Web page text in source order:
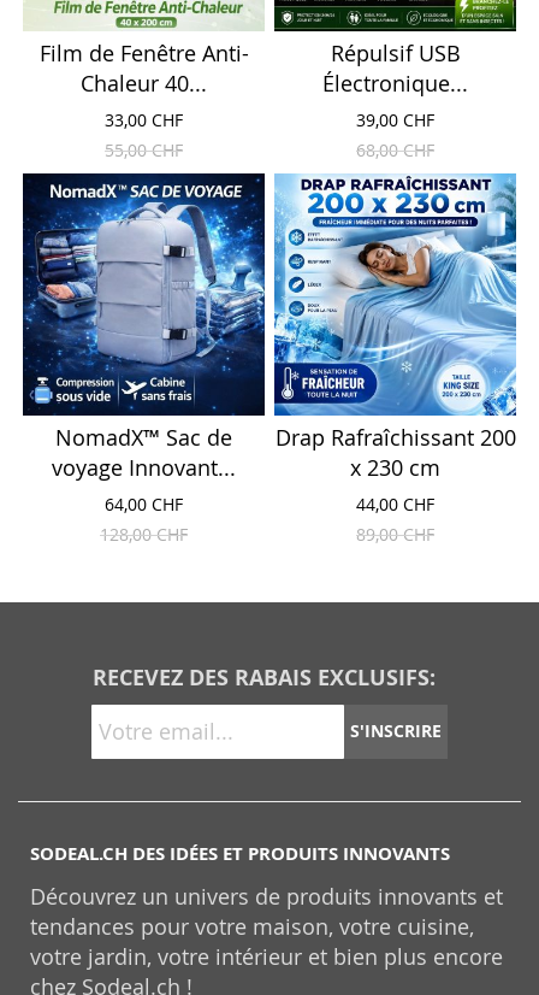
Film de Fenêtre Anti-
Chaleur 40...
33,00 CHF
55,00 CHF
Répulsif USB
Électronique...
39,00 CHF
68,00 CHF
NomadX™ Sac de
voyage Innovant...
64,00 CHF
128,00 CHF
Drap Rafraîchissant 200
x 230 cm
44,00 CHF
89,00 CHF
RECEVEZ DES RABAIS EXCLUSIFS:
S'INSCRIRE
SODEAL.CH DES IDÉES ET PRODUITS INNOVANTS
Découvrez un univers de produits innovants et
tendances pour votre maison, votre cuisine,
votre jardin, votre intérieur et bien plus encore
chez Sodeal.ch !